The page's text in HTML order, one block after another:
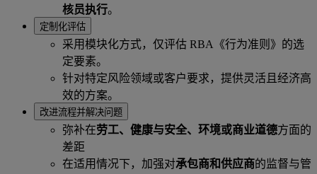
核员执行。
定制化评估
采用模块化方式，仅评估 RBA《行为准则》的选
定要素。
针对特定风险领域或客户要求，提供灵活且经济高
效的方案。
改进流程并解决问题
弥补在劳工、健康与安全、环境或商业道德方面的
差距
在适用情况下，加强对承包商和供应商的监督与管